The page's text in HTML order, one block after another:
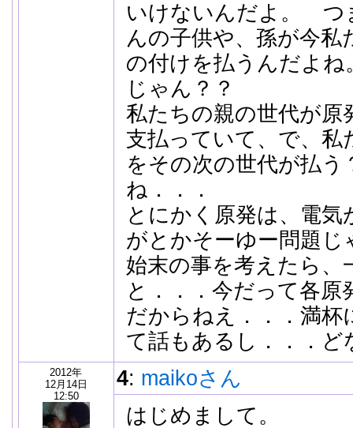
いけないんだよ。 つ
んの子供や、孫が今私
の付けを払うんだよ
じゃん？？
私たちの親の世代が原
支払っていて、で、私
をその次の世代が払う
ね．．．
とにかく原発は、電
がとかそーゆー問題じ
始末の事を考えたら、
と．．．今だって各
だからねえ．．．満
て話もあるし．．．ど
2012年
12月14日
12:50
4: maikoさん
はじめまして。